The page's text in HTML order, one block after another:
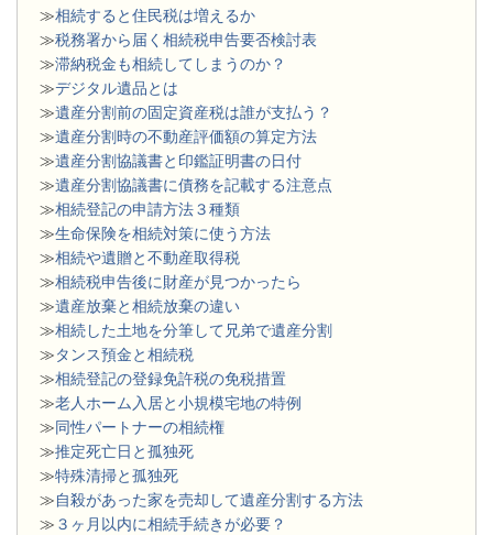
≫相続すると住民税は増えるか
≫税務署から届く相続税申告要否検討表
≫滞納税金も相続してしまうのか？
≫デジタル遺品とは
≫遺産分割前の固定資産税は誰が支払う？
≫遺産分割時の不動産評価額の算定方法
≫遺産分割協議書と印鑑証明書の日付
≫遺産分割協議書に債務を記載する注意点
≫相続登記の申請方法３種類
≫生命保険を相続対策に使う方法
≫相続や遺贈と不動産取得税
≫相続税申告後に財産が見つかったら
≫遺産放棄と相続放棄の違い
≫相続した土地を分筆して兄弟で遺産分割
≫タンス預金と相続税
≫相続登記の登録免許税の免税措置
≫老人ホーム入居と小規模宅地の特例
≫同性パートナーの相続権
≫推定死亡日と孤独死
≫特殊清掃と孤独死
≫自殺があった家を売却して遺産分割する方法
≫ ３ヶ月以内に相続手続きが必要？